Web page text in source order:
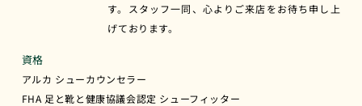
す。スタッフ一同、心よりご来店をお待ち申し上
げております。
資格
アルカ シューカウンセラー
FHA 足と靴と健康協議会認定 シューフィッター